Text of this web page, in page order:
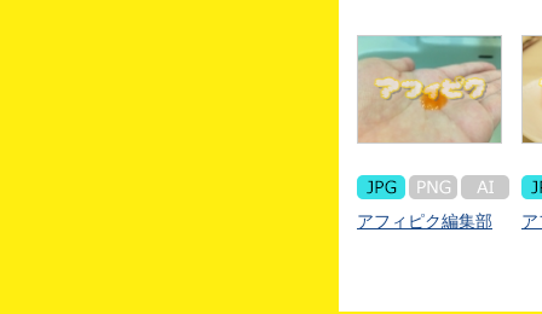
アフィピク編集部